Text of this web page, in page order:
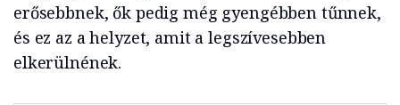
erősebbnek, ők pedig még gyengébben tűnnek,
és ez az a helyzet, amit a legszívesebben
elkerülnének.